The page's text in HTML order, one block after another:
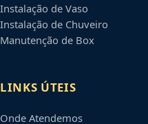
Instalação de Vaso
Instalação de Chuveiro
Manutenção de Box
LINKS ÚTEIS
Onde Atendemos